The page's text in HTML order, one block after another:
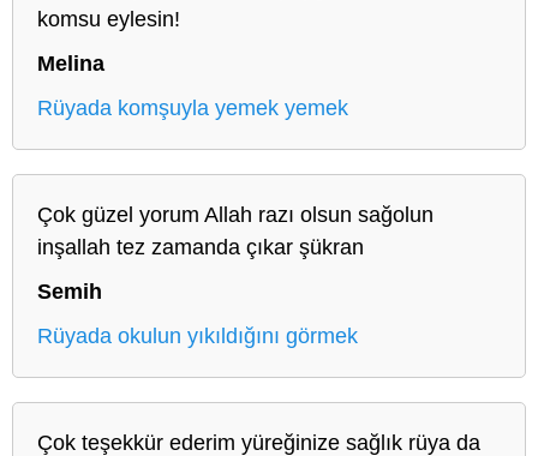
komsu eylesin!
Melina
Rüyada komşuyla yemek yemek
Çok güzel yorum Allah razı olsun sağolun
inşallah tez zamanda çıkar şükran
Semih
Rüyada okulun yıkıldığını görmek
Çok teşekkür ederim yüreğinize sağlık rüya da